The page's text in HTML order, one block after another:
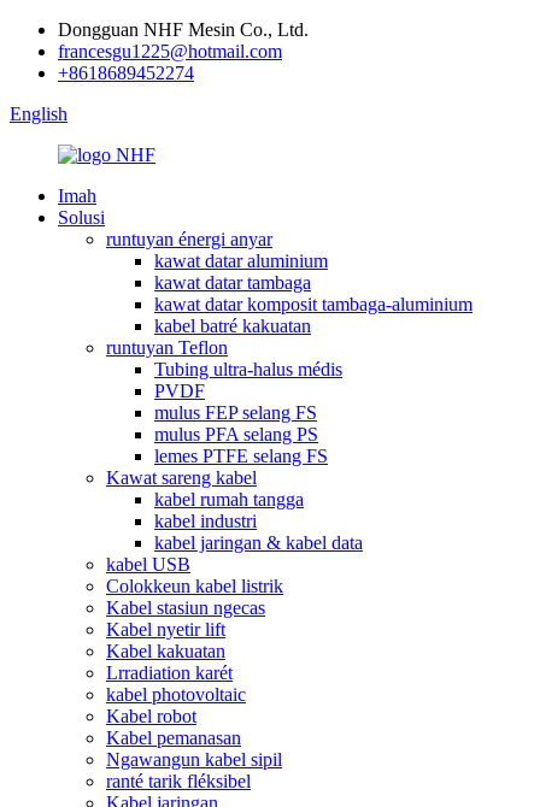
Dongguan NHF Mesin Co., Ltd.
francesgu1225@hotmail.com
+8618689452274
English
Imah
Solusi
runtuyan énergi anyar
kawat datar aluminium
kawat datar tambaga
kawat datar komposit tambaga-aluminium
kabel batré kakuatan
runtuyan Teflon
Tubing ultra-halus médis
PVDF
mulus FEP selang FS
mulus PFA selang PS
lemes PTFE selang FS
Kawat sareng kabel
kabel rumah tangga
kabel industri
kabel jaringan & kabel data
kabel USB
Colokkeun kabel listrik
Kabel stasiun ngecas
Kabel nyetir lift
Kabel kakuatan
Lrradiation karét
kabel photovoltaic
Kabel robot
Kabel pemanasan
Ngawangun kabel sipil
ranté tarik fléksibel
Kabel jaringan